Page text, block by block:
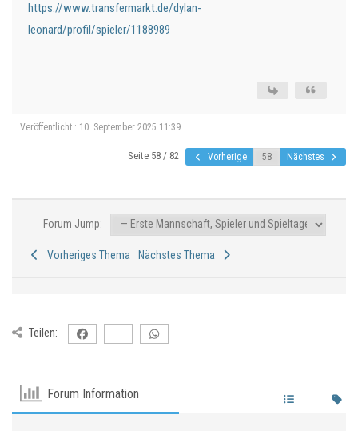
https://www.transfermarkt.de/dylan-
leonard/profil/spieler/1188989
Veröffentlicht : 10. September 2025 11:39
Seite 58 / 82 Vorherige Nächstes
Forum Jump:
Vorheriges Thema Nächstes Thema
Teilen:
Forum Information